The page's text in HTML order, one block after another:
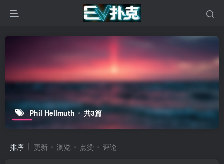
Phil Hellmuth 共3篇
排序 更新 浏览 点赞 评论